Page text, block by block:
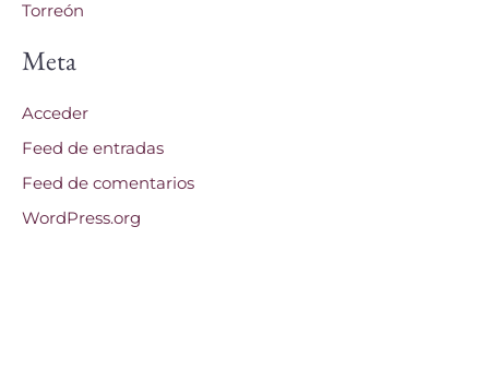
Torreón
Meta
Acceder
Feed de entradas
Feed de comentarios
WordPress.org